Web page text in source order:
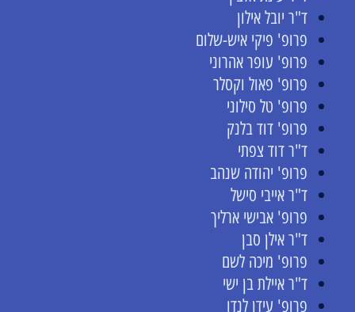
ד"ר יובל אילון
פרופ' פיקי איש-שלום
פרופ' עופר אהרוני
פרופ' פאול וקסלר
פרופ' טל סילוני
פרופ' דוד בלנק
ד"ר דוד צפתי
פרופ' יהודה שנהב
ד"ר אייבי סישל
פרופ' אבישי ארליך
ד"ר אילן סבן
פרופ' מיכה לשם
ד"ר איילת בן ישי
פרופ' עידן לנדו